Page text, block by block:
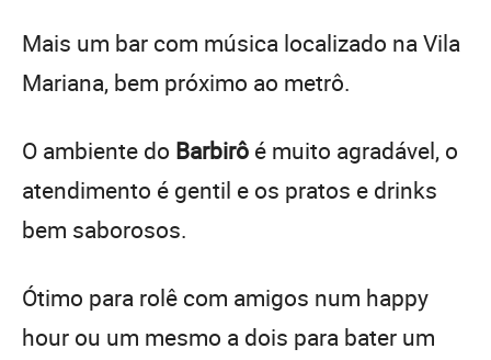
Mais um bar com música localizado na Vila
Mariana, bem próximo ao metrô.
O ambiente do Barbirô é muito agradável, o
atendimento é gentil e os pratos e drinks
bem saborosos.
Ótimo para rolê com amigos num happy
hour ou um mesmo a dois para bater um